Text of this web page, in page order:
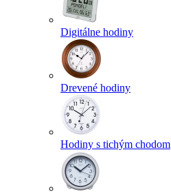
Digitálne hodiny
Drevené hodiny
Hodiny s tichým chodom